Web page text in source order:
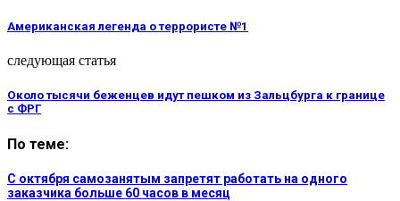
Американская легенда о террористе №1
следующая статья
Около тысячи беженцев идут пешком из Зальцбурга к границе
с ФРГ
По теме:
С октября самозанятым запретят работать на одного
заказчика больше 60 часов в месяц